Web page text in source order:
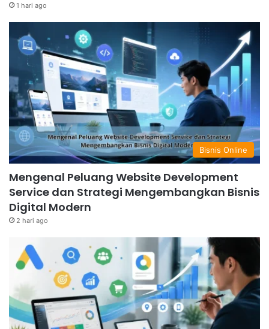
1 hari ago
Bisnis Online
Mengenal Peluang Website Development
Service dan Strategi Mengembangkan Bisnis
Digital Modern
2 hari ago